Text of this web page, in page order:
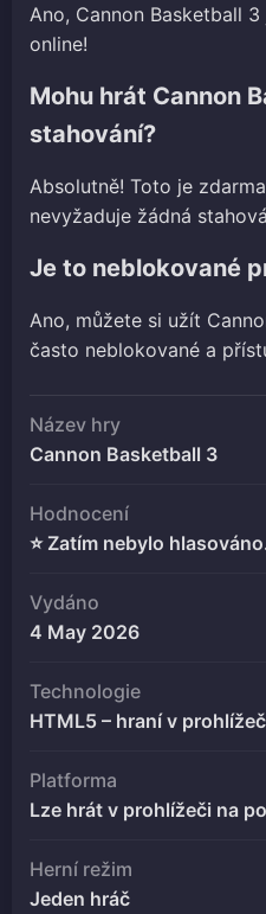
Ano, Cannon Basketball
online!
Mohu hrát Cannon
stahování?
Absolutně! Toto je
nevyžaduje žádná
Je to neblokované
Ano, můžete si užít
často neblokované a
Název hry
Cannon Basketball 3
Hodnocení
⭐ Zatím nebylo
Vydáno
4 May 2026
Technologie
HTML5 – hraní v
Platforma
Lze hrát v prohlížeči na
Herní režim
Jeden hráč